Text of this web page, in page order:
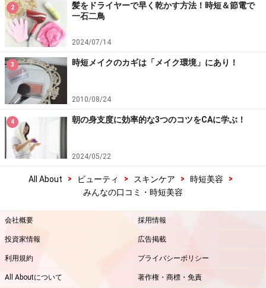
2
髪をドライヤーで早く乾かす方法！時短＆節電で
一石二鳥
2024/07/14
3 時短メイクのカギは「メイク環境」にあり！
2010/08/24
4 朝の身支度に効率的な3つのコツをCAに学ぶ！
2024/05/22
All About > ビューティ > スキンケア > 時短美容
>
みんなの口コミ・時短美容
会社概要 採用情報
投資家情報 広告掲載
利用規約 プライバシーポリシー
All Aboutについて 著作権・商標・免責